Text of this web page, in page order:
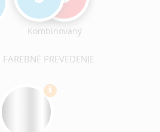
Kombinovaný
PREVEDENIE